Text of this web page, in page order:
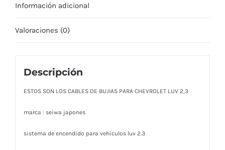
Información adicional
Valoraciones (0)
Descripción
ESTOS SON LOS CABLES DE BUJIAS PARA CHEVROLET LUV 2,3
marca : seiwa japones
sistema de encendido para vehiculos luv 2.3